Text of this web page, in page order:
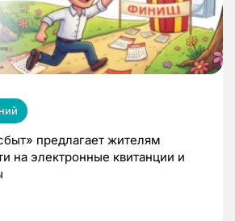
предлагает жителям
на электронные квитанции и